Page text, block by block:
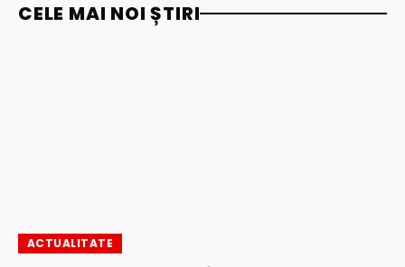
CELE MAI NOI ȘTIRI
ACTUALITATE